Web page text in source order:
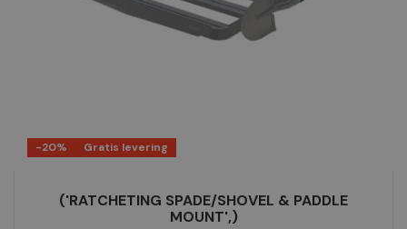
-20% Gratis levering
('RATCHETING SPADE/SHOVEL & PADDLE
MOUNT',)